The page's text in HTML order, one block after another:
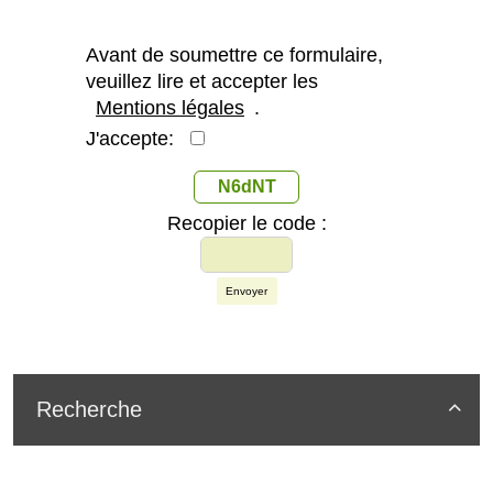
Avant de soumettre ce formulaire,
veuillez lire et accepter les
Mentions légales .
J'accepte:
N6dNT
Recopier le code :
Envoyer

Recherche